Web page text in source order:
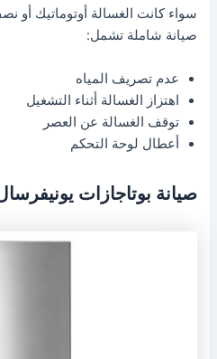
سواء كانت الغسالة أوتوماتيك أو
صيانة شاملة تشمل:
عدم تصريف المياه
اهتزاز الغسالة أثناء التشغيل
توقف الغسالة عن العصر
أعطال لوحة التحكم
صيانة بوتاجازات